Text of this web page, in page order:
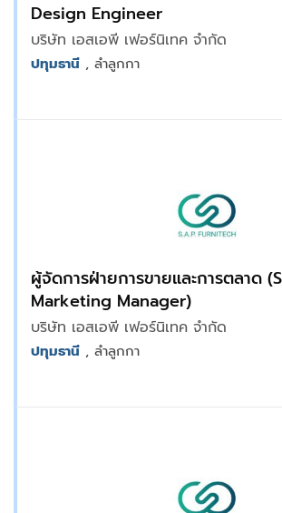
Design Engineer
บริษัท เอสเอพี เฟอร์นิเทค จำกัด
ปทุมธานี , ลำลูกกา
ผู้จัดการฝ่ายการขายและการตลาด
Marketing Manager)
บริษัท เอสเอพี เฟอร์นิเทค จำกัด
ปทุมธานี , ลำลูกกา